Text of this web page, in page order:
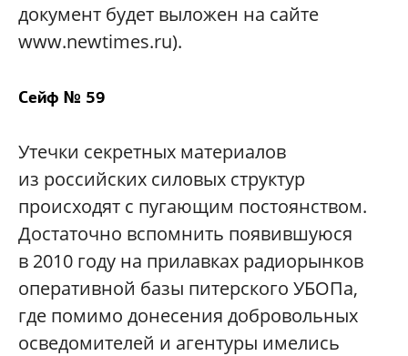
документ будет выложен на сайте
www.newtimes.ru).
Сейф № 59
Утечки секретных материалов
из российских силовых структур
происходят с пугающим постоянством.
Достаточно вспомнить появившуюся
в 2010 году на прилавках радиорынков
оперативной базы питерского УБОПа,
где помимо донесения добровольных
осведомителей и агентуры имелись